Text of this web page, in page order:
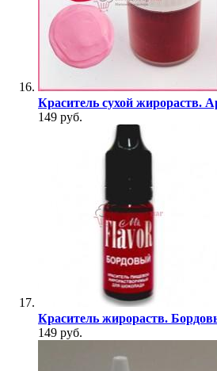
Краситель сухой жирораств.
149 руб.
Краситель жирораств.
149 руб.